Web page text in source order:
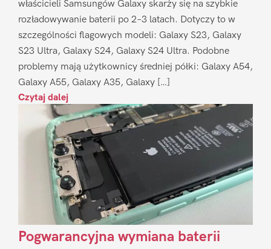
właścicieli Samsungów Galaxy skarży się na szybkie
rozładowywanie baterii po 2–3 latach. Dotyczy to w
szczególności flagowych modeli: Galaxy S23, Galaxy
S23 Ultra, Galaxy S24, Galaxy S24 Ultra. Podobne
problemy mają użytkownicy średniej półki: Galaxy A54,
Galaxy A55, Galaxy A35, Galaxy […]
Czytaj dalej
Pogwarancyjna wymiana baterii